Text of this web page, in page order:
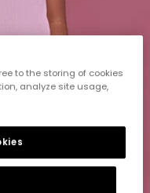
to the storing of cookies
analyze site usage,